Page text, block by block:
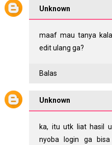
Unknown
maaf mau tanya
edit ulang ga?
Balas
Unknown
ka, itu utk liat hasil
nyoba login ga